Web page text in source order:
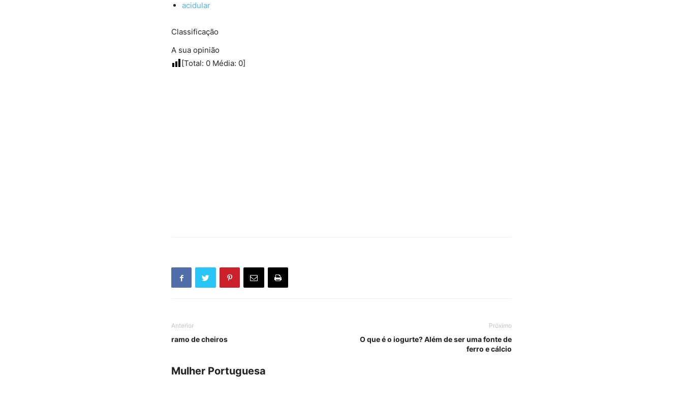
acidular
Classificação
A sua opinião
[Total: 0 Média: 0]
Anterior
ramo de cheiros
Próximo
O que é o iogurte? Além de ser uma fonte de
ferro e cálcio
Mulher Portuguesa